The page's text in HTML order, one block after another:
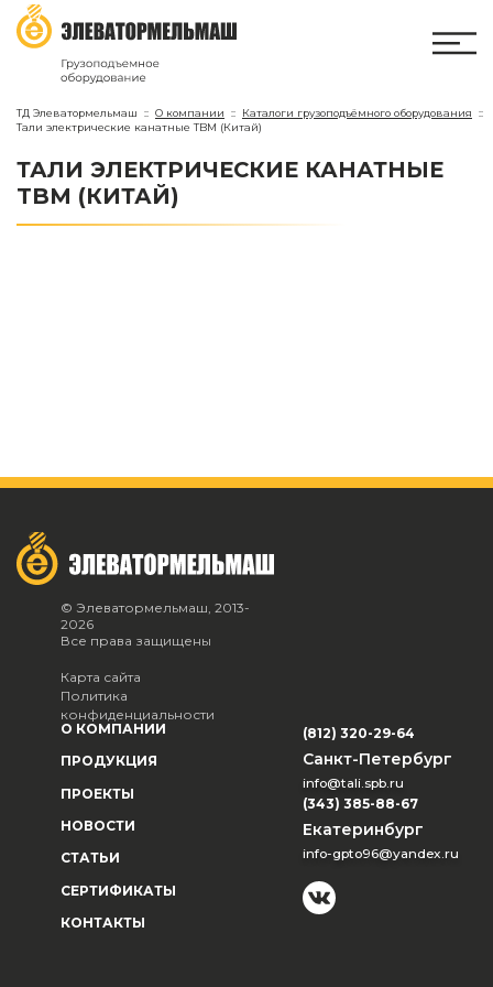
ТД Элеватормельмаш О компании
Каталоги грузоподъёмного оборудования
Тали электрические канатные TBM (Китай)
ТАЛИ ЭЛЕКТРИЧЕСКИЕ КАНАТНЫЕ
TBM (КИТАЙ)
© Элеватормельмаш, 2013-
2026
Все права защищены
Карта сайта
Политика
конфиденциальности
О КОМПАНИИ
ПРОДУКЦИЯ
ПРОЕКТЫ
НОВОСТИ
СТАТЬИ
СЕРТИФИКАТЫ
КОНТАКТЫ
(812) 320-29-64
Санкт-Петербург
info@tali.spb.ru
(343) 385-88-67
Екатеринбург
info-gpto96@yandex.ru